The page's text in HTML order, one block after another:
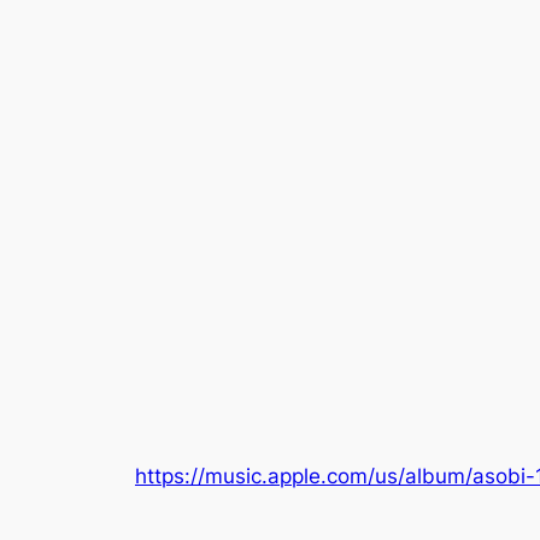
https://music.apple.com/us/album/asobi-